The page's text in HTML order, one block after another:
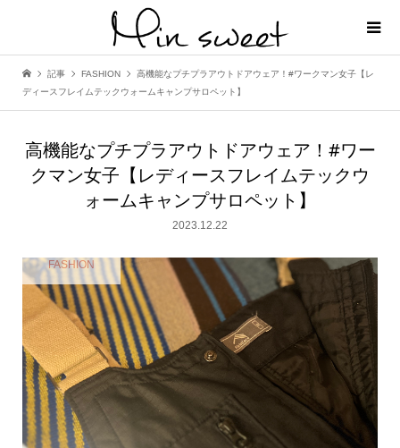
記事 FASHION
高機能なプチプラアウトドアウェア！#ワークマン女子【レ
ディースフレイムテックウォームキャンプサロペット】
高機能なプチプラアウトドアウェア！#ワー
クマン女子【レディースフレイムテックウ
ォームキャンプサロペット】
2023.12.22
FASHION